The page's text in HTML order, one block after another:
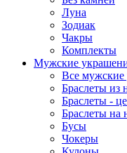
Луна
Зодиак
Чакры
Комплекты
Мужские
Все мужские
Браслеты из
Браслеты -
Браслеты на
Бусы
Чокеры